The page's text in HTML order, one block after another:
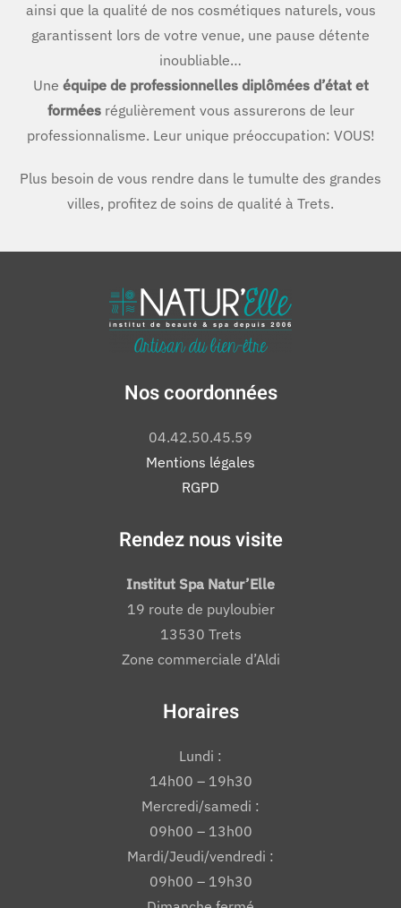
ainsi que la qualité de nos cosmétiques naturels, vous
garantissent lors de votre venue, une pause détente
inoubliable…
Une équipe de professionnelles diplômées d’état et
forméesrégulièrement vous assurerons de leur
professionnalisme. Leur unique préoccupation: VOUS!
Plus besoin de vous rendre dans le tumulte des grandes
villes, profitez de soins de qualité à Trets.
Rendez nous visite
Institut Spa Natur’Elle
19 route de puyloubier
13530 Trets
Zone commerciale d’Aldi
Nos coordonnées
04.42.50.45.59
Mentions légales
RGPD
Horaires
Lundi :
14h00 – 19h30
Mercredi/samedi :
09h00 – 13h00
Mardi/Jeudi/vendredi :
09h00 – 19h30